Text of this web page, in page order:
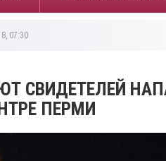
07:30
СВИДЕТЕЛЕЙ
ПЕРМИ